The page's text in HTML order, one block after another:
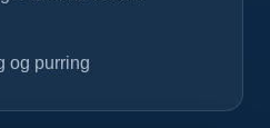
og purring